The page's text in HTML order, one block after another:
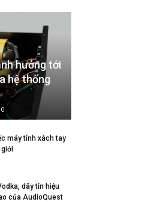
hưởng tới
hệ thống
0
máy tính xách tay
giới
dây tín hiệu
của AudioQuest